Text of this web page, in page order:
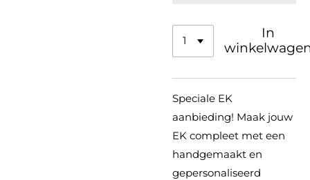
In
Speciale EK
aanbieding! Maak jouw
EK compleet met een
handgemaakt en
gepersonaliseerd